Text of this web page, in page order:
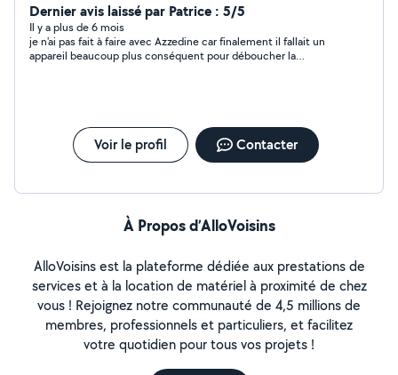
également assurer du bricolage , placard,électricité ,
plomberie ...
Dernier avis laissé par Patrice : 5/5
Il y a plus de 6 mois
je n'ai pas fait à faire avec Azzedine car finalement il fallait un
appareil beaucoup plus conséquent pour déboucher la
Voir le profil Contacter
À Propos d’AlloVoisins
AlloVoisins est la plateforme dédiée aux prestations de
services et à la location de matériel à proximité de chez
vous ! Rejoignez notre communauté de 4,5 millions de
membres, professionnels et particuliers, et facilitez
votre quotidien pour tous vos projets !